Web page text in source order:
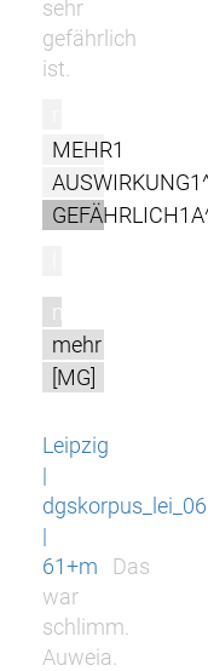
sehr
gefährlich
ist.
MEHR1
m
mehr
[MG]
Leipzig
|
dgskorpus_lei_06
|
61+m
Das
war
schlimm.
Auweia.